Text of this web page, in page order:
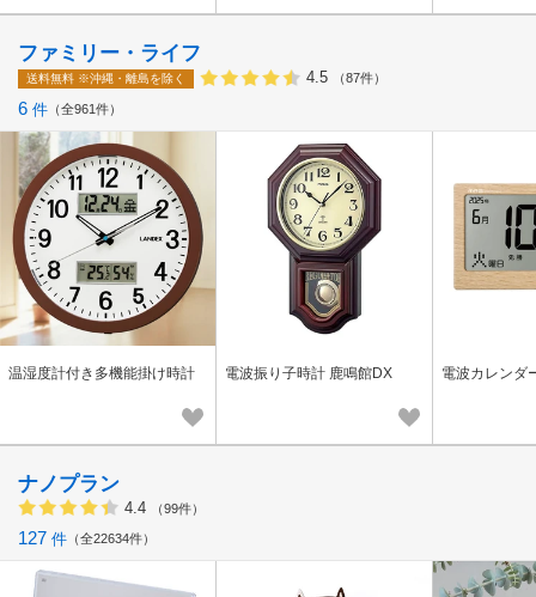
ファミリー・ライフ
送料無料 ※沖縄・離島を除く 4.5 （87件）
6 件 全961件
温湿度計付き多機能掛け時計 電波振り子時計 鹿鳴館DX 電波カレンダ
ナノプラン
4.4 （99件）
127 件 全22634件